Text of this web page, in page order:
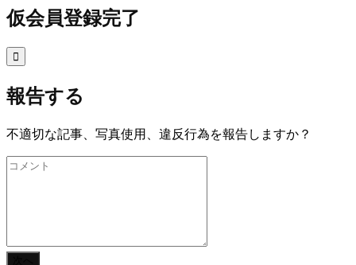
仮会員登録完了

報告する
不適切な記事、写真使用、違反行為を報告しますか？